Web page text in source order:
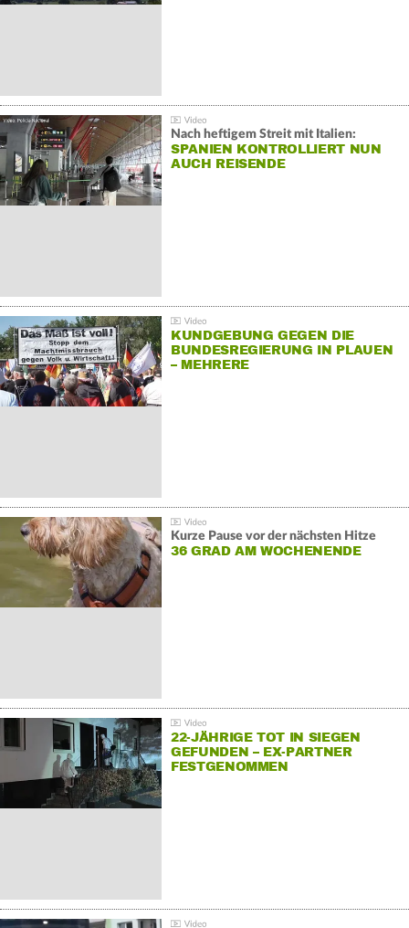
Nach heftigem Streit mit Italien:
SPANIEN KONTROLLIERT NUN
AUCH REISENDE
KUNDGEBUNG GEGEN DIE
BUNDESREGIERUNG IN PLAUEN
– MEHRERE
Kurze Pause vor der nächsten Hitze
36 GRAD AM WOCHENENDE
22-JÄHRIGE TOT IN SIEGEN
GEFUNDEN – EX-PARTNER
FESTGENOMMEN